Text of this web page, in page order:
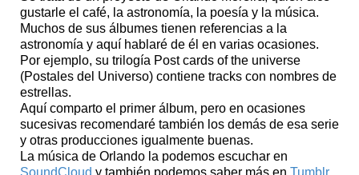
gustarle el café, la astronomía, la poesía y la música.
Muchos de sus álbumes tienen referencias a la
astronomía y aquí hablaré de él en varias ocasiones.
Por ejemplo, su trilogía Post cards of the universe
(Postales del Universo) contiene tracks con nombres de
estrellas.
Aquí comparto el primer álbum, pero en ocasiones
sucesivas recomendaré también los demás de esa serie
y otras producciones igualmente buenas.
La música de Orlando la podemos escuchar en